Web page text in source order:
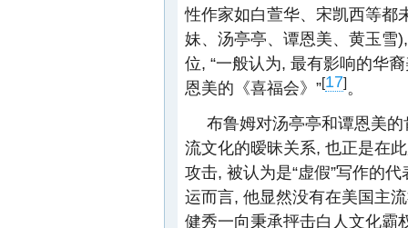
性作家如白萱华、宋凯西等都
妹、汤亭亭、谭恩美、黄玉雪
位, “一般认为, 最有影响的华
恩美的《喜福会》”[17]。
布鲁姆对汤亭亭和谭恩美
流文化的暧昧关系, 也正是在
攻击, 被认为是“虚假”写作的
运而言, 他显然没有在美国主
健秀一向秉承抨击白人文化霸